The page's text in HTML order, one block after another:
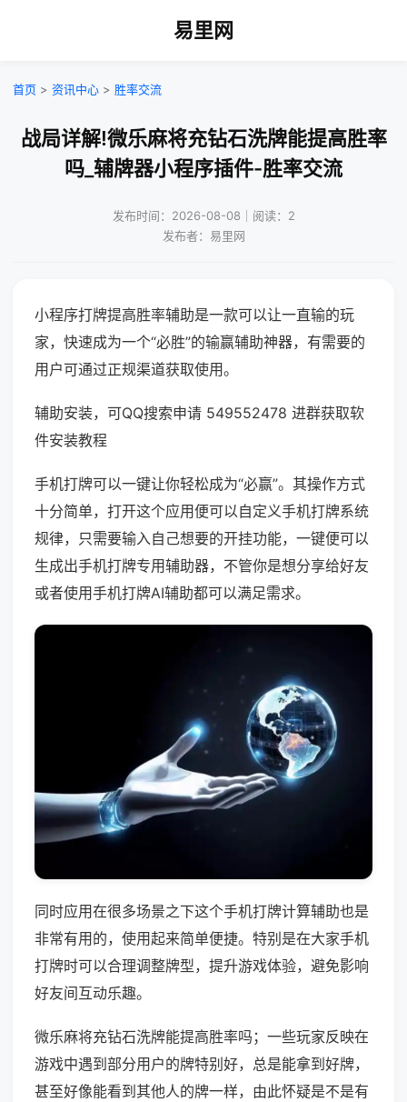
易里网
首页 > 资讯中心 > 胜率交流
战局详解!微乐麻将充钻石洗牌能提高胜率
吗_辅牌器小程序插件-胜率交流
发布时间：2026-08-08｜阅读：2
发布者：易里网
小程序打牌提高胜率辅助是一款可以让一直输的玩
家，快速成为一个“必胜”的输赢辅助神器，有需要的
用户可通过正规渠道获取使用。
辅助安装，可QQ搜索申请 549552478 进群获取软
件安装教程
手机打牌可以一键让你轻松成为“必赢”。其操作方式
十分简单，打开这个应用便可以自定义手机打牌系统
规律，只需要输入自己想要的开挂功能，一键便可以
生成出手机打牌专用辅助器，不管你是想分享给好友
或者使用手机打牌AI辅助都可以满足需求。
同时应用在很多场景之下这个手机打牌计算辅助也是
非常有用的，使用起来简单便捷。特别是在大家手机
打牌时可以合理调整牌型，提升游戏体验，避免影响
好友间互动乐趣。
微乐麻将充钻石洗牌能提高胜率吗；一些玩家反映在
游戏中遇到部分用户的牌特别好，总是能拿到好牌，
甚至好像能看到其他人的牌一样，由此怀疑是不是有